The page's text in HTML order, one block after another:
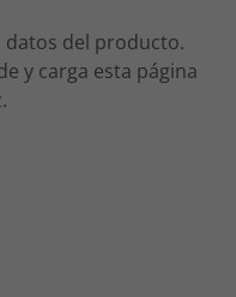
del producto.
y carga esta página